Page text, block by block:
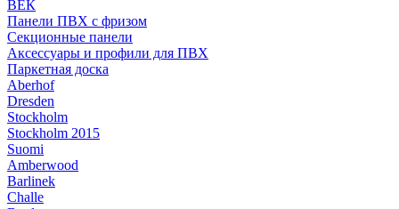
ВЕК
Панели ПВХ с фризом
Секционные панели
Аксессуары и профили для ПВХ
Паркетная доска
Aberhof
Dresden
Stockholm
Stockholm 2015
Suomi
Amberwood
Barlinek
Challe